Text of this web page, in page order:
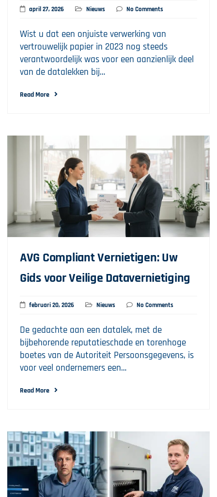
april 27, 2026 Nieuws No Comments
Wist u dat een onjuiste verwerking van
vertrouwelijk papier in 2023 nog steeds
verantwoordelijk was voor een aanzienlijk deel
van de datalekken bij…
Read More
AVG Compliant Vernietigen: Uw
Gids voor Veilige Datavernietiging
februari 20, 2026 Nieuws No Comments
De gedachte aan een datalek, met de
bijbehorende reputatieschade en torenhoge
boetes van de Autoriteit Persoonsgegevens, is
voor veel ondernemers een…
Read More